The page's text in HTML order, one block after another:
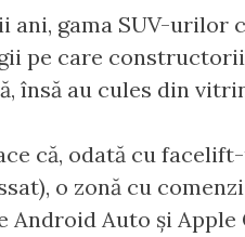
ani, gama SUV-urilor
pe care
însă au cules din
că, odată cu
o zonă cu
Android Auto și